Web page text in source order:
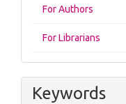
For Authors
For Librarians
Keywords